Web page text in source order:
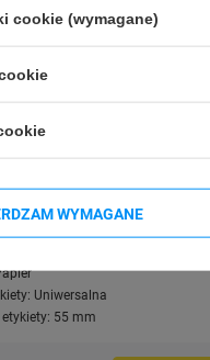
szt. / gilza fi40
Uniwersalna
55 mm
cookie (wymagane)
WYMAGANE